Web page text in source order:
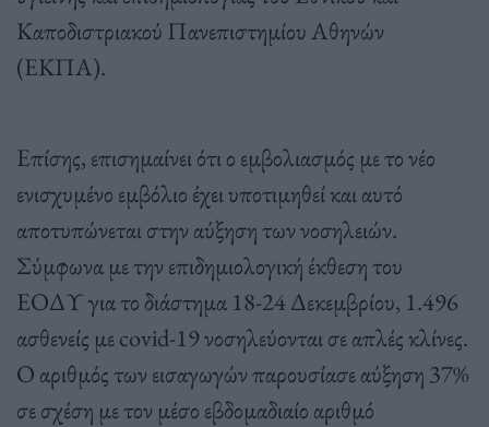
Καποδιστριακού Πανεπιστημίου Αθηνών
(ΕΚΠΑ).
Επίσης, επισημαίνει ότι ο εμβολιασμός με το νέο
ενισχυμένο εμβόλιο έχει υποτιμηθεί και αυτό
αποτυπώνεται στην αύξηση των νοσηλειών.
Σύμφωνα με την επιδημιολογική έκθεση του
ΕΟΔΥ για το διάστημα 18-24 Δεκεμβρίου, 1.496
ασθενείς με covid-19 νοσηλεύονται σε απλές κλίνες.
Ο αριθμός των εισαγωγών παρουσίασε αύξηση 37%
σε σχέση με τον μέσο εβδομαδιαίο αριθμό